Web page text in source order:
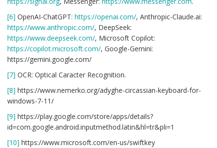
[6] OpenAI-ChatGPT: https://openai.com/, Anthropic-Claude.ai:
https://www.anthropic.com/, DeepSeek:
https://www.deepseek.com/, Microsoft Copilot:
https://copilot.microsoft.com/, Google-Gemini:
https://gemini.google.com/
[7] OCR: Optical Caracter Recognition.
[8] https://www.nemerko.org/adyghe-circassian-keyboard-for-
windows-7-11/
[9] https://play.google.com/store/apps/details?
id=com.google.android.inputmethod.latin&hl=tr&pli=1
[10] https://www.microsoft.com/en-us/swiftkey